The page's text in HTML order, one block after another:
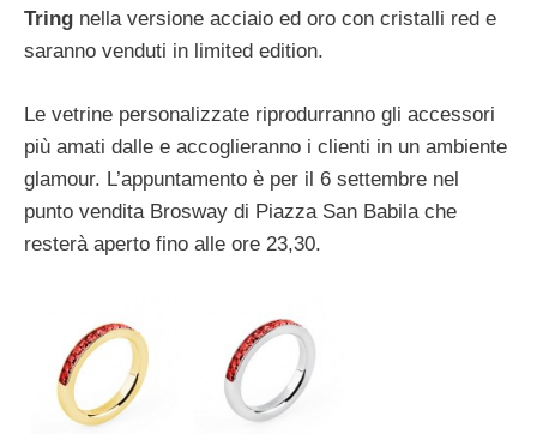
Tring nella versione acciaio ed oro con cristalli red e
saranno venduti in limited edition.
Le vetrine personalizzate riprodurranno gli accessori
più amati dalle e accoglieranno i clienti in un ambiente
glamour. L’appuntamento è per il 6 settembre nel
punto vendita Brosway di Piazza San Babila che
resterà aperto fino alle ore 23,30.